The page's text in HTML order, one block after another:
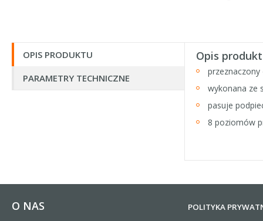
OPIS PRODUKTU
PARAMETRY TECHNICZNE
Opis
przeznaczony
wykonana ze
pasuje
8 poziomów
O NAS POLITYKA